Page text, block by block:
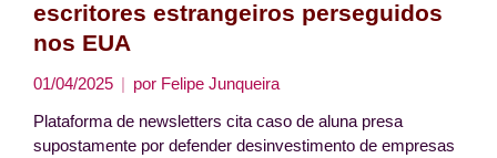
escritores estrangeiros perseguidos
nos EUA
01/04/2025 por Felipe Junqueira
Plataforma de newsletters cita caso de aluna presa
supostamente por defender desinvestimento de empresas